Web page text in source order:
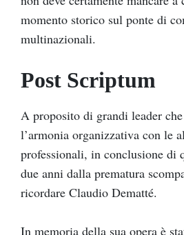
momento storico sul ponte di
multinazionali.
Post Scriptum
A proposito di grandi leader
l’armonia organizzativa con le
professionali, in conclusione di
due anni dalla prematura
ricordare Claudio Dematté.
In memoria della sua opera è